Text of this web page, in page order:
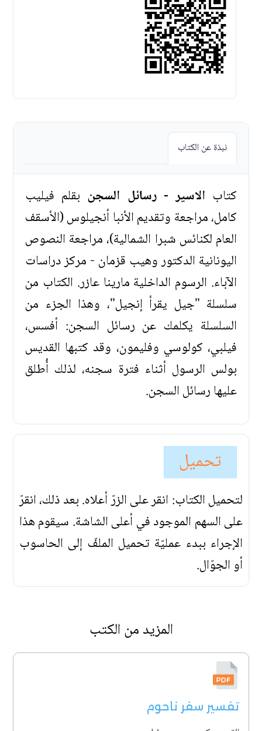
نبذة عن الكتاب
كتاب الاسير - رسائل السجن بقلم فيليب
كامل، مراجعة وتقديم الأنبا أنجيلوس (الأسقف
العام لكنائس شبرا الشمالية)، مراجعة النصوص
اليونانية الدكتور وهيب قزمان - مركز دراسات
الآباء. الرسوم الداخلية مارينا عازر. الكتاب من
سلسلة "جيل يقرأ إنجيل"، وهذا الجزء من
السلسلة يكلمك عن رسائل السجن: أفسس،
فيلبي، كولوسي وفليمون، وقد كتبها القديس
بولس الرسول أثناء فترة سجنه، لذلك أُطلق
عليها رسائل السجن.
تحميل
لتحميل الكتاب: انقر على الزرّ أعلاه. بعد ذلك، انقرّ
على السهم الموجود في أعلى الشاشة. سيقوم هذا
الإجراء ببدء عمليّة تحميل الملفّ إلى الحاسوب
أو الجوّال.
المزيد من الكتب
تفسير سفر ناحوم